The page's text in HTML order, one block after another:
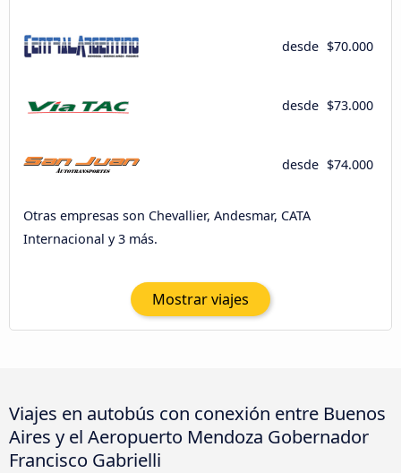
desde $70.000
desde $73.000
desde $74.000
Otras empresas son Chevallier, Andesmar, CATA
Internacional y 3 más.
Mostrar viajes
Viajes en autobús con conexión entre Buenos
Aires y el Aeropuerto Mendoza Gobernador
Francisco Gabrielli